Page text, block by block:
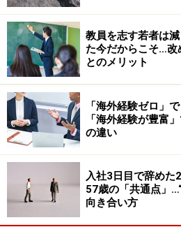
のころに担当した営業先で、「
したい。ともに成功しよう。」
した。私は、この人のためにも
懸命に成果を出しました。その
際に、エージェントとして担当
たのですが、仕事ぶりやその人
ントを知っているということを
たので、非常に話がしやすかった
３つのポイントは理解できても
なれといわれても、それは無理。
教員を志す若者は
た今だからこそ…改
とのメリット
「海外経験ゼロ」
「海外経験が豊富
の違い
入社3日目で辞めた
57歳の「共通点」
向き合い方